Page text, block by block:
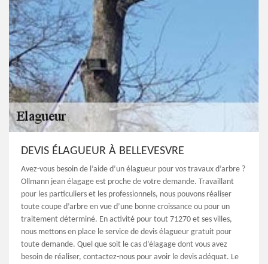
DEVIS ÉLAGUEUR À BELLEVESVRE
Avez-vous besoin de l’aide d’un élagueur pour vos travaux d’arbre ?
Ollmann jean élagage est proche de votre demande. Travaillant
pour les particuliers et les professionnels, nous pouvons réaliser
toute coupe d’arbre en vue d’une bonne croissance ou pour un
traitement déterminé. En activité pour tout 71270 et ses villes,
nous mettons en place le service de devis élagueur gratuit pour
toute demande. Quel que soit le cas d’élagage dont vous avez
besoin de réaliser, contactez-nous pour avoir le devis adéquat. Le